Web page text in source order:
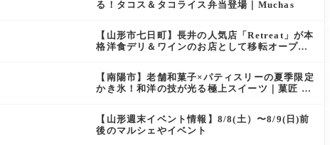
る！タコス＆タコライス弁当登場｜Muchas
【山形市七日町】長井の人気店「Retreat」が本
格洋食デリ＆ワインのお店として移転オープン
【南陽市】老舗和菓子×パティスリーの夏季限定
かき氷！和洋の技が光る極上スイーツ｜菓匠 萬
【山形週末イベント情報】8/8(土）〜8/9(日)前
後のマルシェやイベント